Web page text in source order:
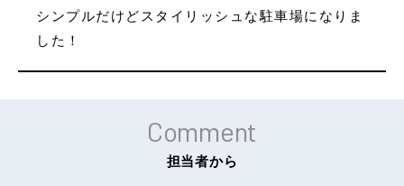
シンプルだけどスタイリッシュな駐車場になりま
した！
Comment
担当者から